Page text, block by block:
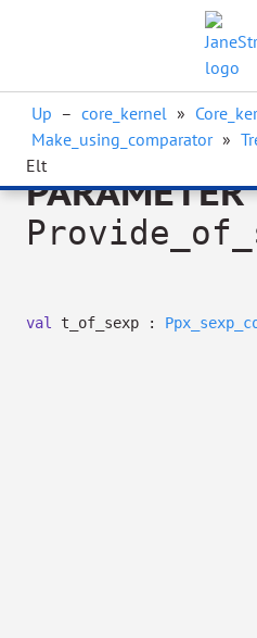
Up – core_kernel »
Make_using_comparator »
Elt
PARAMETER
val t_of_sexp :